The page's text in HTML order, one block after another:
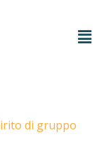
di gruppo